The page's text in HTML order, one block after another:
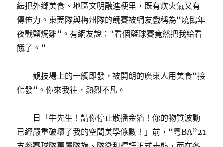
紜把外鄉美食、地區文明融進梗里，既有炊火氣又有
傳佈力。東莞隊與梅州隊的競賽被網友戲稱為“燒鵝年
夜戰鹽焗雞”。有網友說：“看個籃球賽竟然把我給看
餓了。”
競技場上的一觸即發，被開朗的廣東人用美食“接
化發”。你來我往，熱烈不凡。
日「牛先生！請你停止散播金箔！你的物質波動
已經嚴重破壞了我的空間美學係數！」前，“粵BA”21